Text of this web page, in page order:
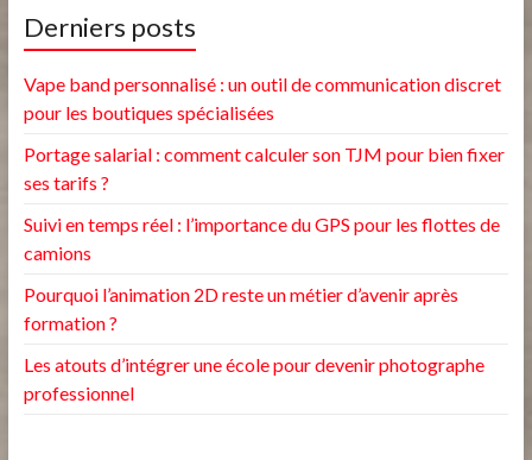
Derniers posts
Vape band personnalisé : un outil de communication discret
pour les boutiques spécialisées
Portage salarial : comment calculer son TJM pour bien fixer
ses tarifs ?
Suivi en temps réel : l’importance du GPS pour les flottes de
camions
Pourquoi l’animation 2D reste un métier d’avenir après
formation ?
Les atouts d’intégrer une école pour devenir photographe
professionnel